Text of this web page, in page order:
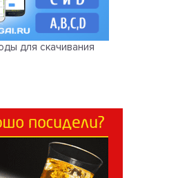
для скачивания